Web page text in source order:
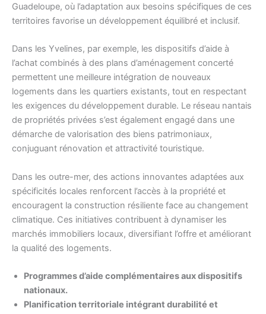
Guadeloupe, où l’adaptation aux besoins spécifiques de ces
territoires favorise un développement équilibré et inclusif.
Dans les Yvelines, par exemple, les dispositifs d’aide à
l’achat combinés à des plans d’aménagement concerté
permettent une meilleure intégration de nouveaux
logements dans les quartiers existants, tout en respectant
les exigences du développement durable. Le réseau nantais
de propriétés privées s’est également engagé dans une
démarche de valorisation des biens patrimoniaux,
conjuguant rénovation et attractivité touristique.
Dans les outre-mer, des actions innovantes adaptées aux
spécificités locales renforcent l’accès à la propriété et
encouragent la construction résiliente face au changement
climatique. Ces initiatives contribuent à dynamiser les
marchés immobiliers locaux, diversifiant l’offre et améliorant
la qualité des logements.
Programmes d’aide complémentaires aux dispositifs
nationaux.
Planification territoriale intégrant durabilité et